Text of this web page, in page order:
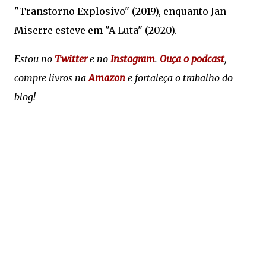
"Transtorno Explosivo" (2019), enquanto Jan
Miserre esteve em "A Luta" (2020).
Estou no Twittere no Instagram. Ouça o podcast,
compre livros naAmazon e fortaleça o trabalho do
blog!